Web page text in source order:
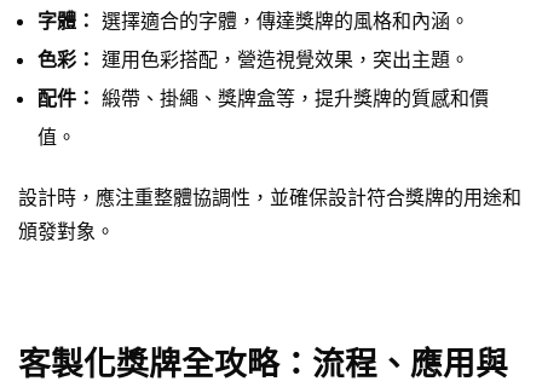
字體： 選擇適合的字體，傳達獎牌的風格和內涵。
色彩： 運用色彩搭配，營造視覺效果，突出主題。
配件： 緞帶、掛繩、獎牌盒等，提升獎牌的質感和價
值。
設計時，應注重整體協調性，並確保設計符合獎牌的用途和
頒發對象。
客製化獎牌全攻略：流程、應用與